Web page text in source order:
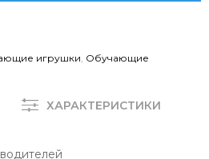
игрушки Обучающие
ХАРАКТЕРИСТИКИ